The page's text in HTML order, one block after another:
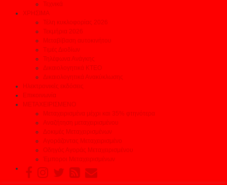
Τεχνικά
ΧΡΗΣΙΜΑ
Τέλη κυκλοφορίας 2026
Τεκμήρια 2026
Μεταβίβαση αυτοκινήτου
Τιμές Διοδίων
Τηλέφωνα Ανάγκης
Δικαιολογητικά ΚΤΕΟ
Δικαιολογητικά Ανακύκλωσης
Ηλεκτρονικές εκδόσεις
Επικοινωνία
ΜΕΤΑΧΕΙΡΙΣΜΕΝΟ
Μεταχειρισμένα μέχρι και 35% φτηνότερα
Αναζήτηση μεταχειρισμένου
Δοκιμές Μεταχειρισμένων
Αγοράζοντας Μεταχειρισμένο
Οδηγός Αγοράς Μεταχειρισμένου
Έμποροι Μεταχειρισμένων